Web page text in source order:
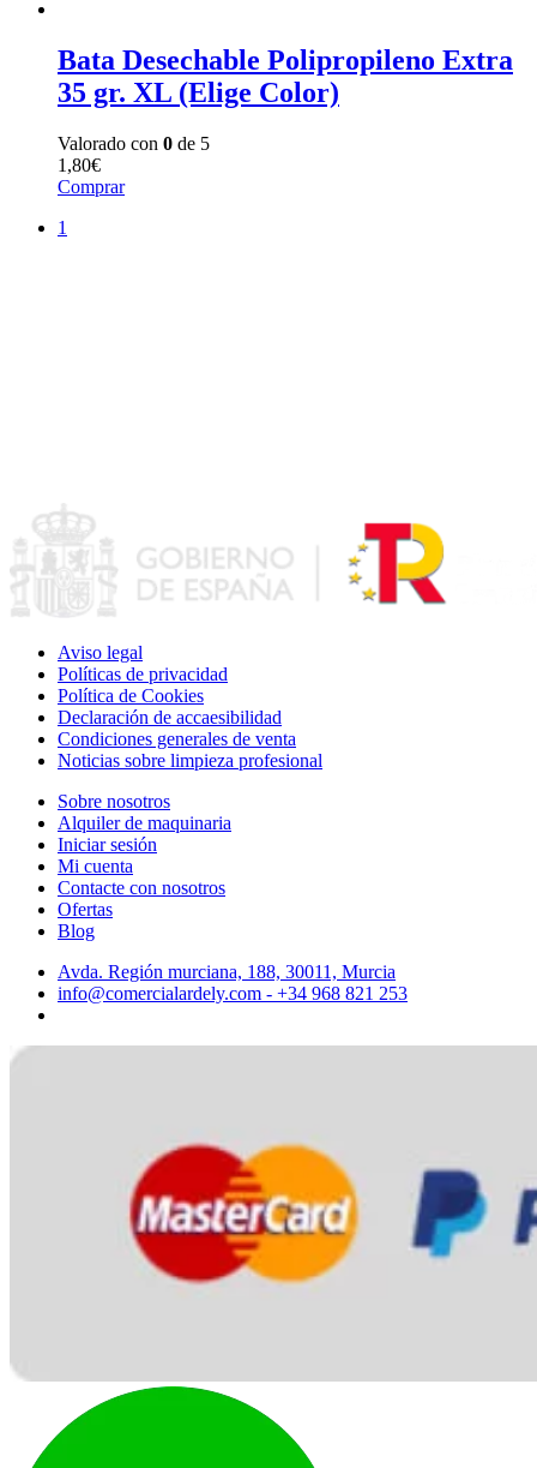
Bata Desechable Polipropileno Extra
35 gr. XL (Elige Color)
Valorado con 0 de 5
1,80€
Comprar
1
Aviso legal
Políticas de privacidad
Política de Cookies
Declaración de accaesibilidad
Condiciones generales de venta
Noticias sobre limpieza profesional
Sobre nosotros
Alquiler de maquinaria
Iniciar sesión
Mi cuenta
Contacte con nosotros
Ofertas
Blog
Avda. Región murciana, 188, 30011, Murcia
info@comercialardely.com - +34 968 821 253